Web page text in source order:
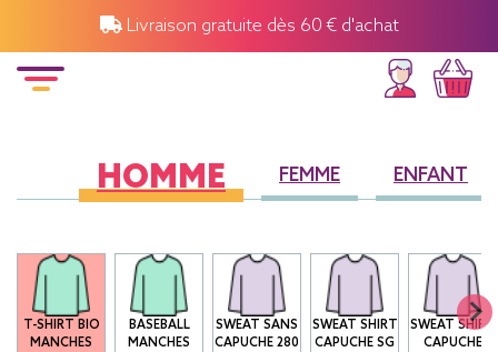
Livraison gratuite dès 60 € d'achat
HOMME FEMME ENFANT
T-SHIRT BIO
MANCHES
BASEBALL
MANCHES
SWEAT SANS
CAPUCHE 280
SWEAT SHIRT
CAPUCHE SG
SWEAT SHIRT
CAPUCHE